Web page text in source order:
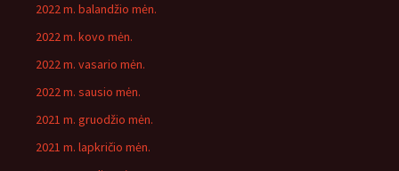
2022 m. balandžio mėn.
2022 m. kovo mėn.
2022 m. vasario mėn.
2022 m. sausio mėn.
2021 m. gruodžio mėn.
2021 m. lapkričio mėn.